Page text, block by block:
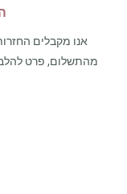
מהתשלום, פרט